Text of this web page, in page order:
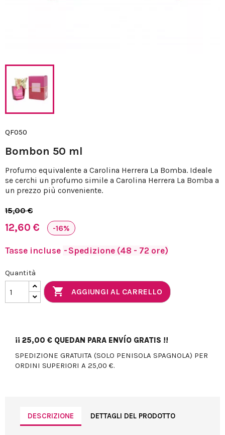
QF050
Bombon 50 ml
Profumo equivalente a Carolina Herrera La Bomba. Ideale
se cerchi un profumo simile a Carolina Herrera La Bomba a
un prezzo più conveniente.
15,00 €
12,60 € -16%
Tasse incluse Spedizione (48 - 72 ore)
Quantità
 AGGIUNGI AL CARRELLO
¡¡ 25,00 € QUEDAN PARA ENVÍO GRATIS !!
SPEDIZIONE GRATUITA (SOLO PENISOLA SPAGNOLA) PER
ORDINI SUPERIORI A 25,00 €.
DESCRIZIONE DETTAGLI DEL PRODOTTO